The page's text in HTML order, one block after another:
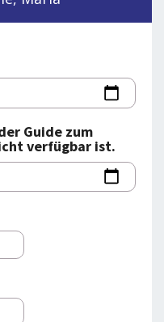
Guide zum
verfügbar ist.